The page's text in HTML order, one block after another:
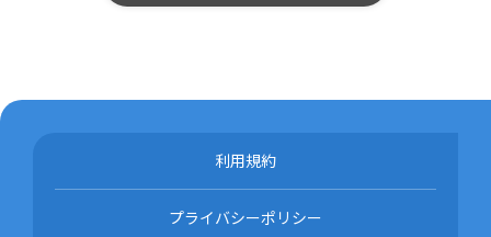
利用規約
プライバシーポリシー